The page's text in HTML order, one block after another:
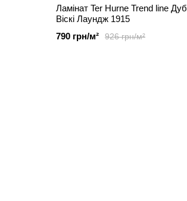
Ламінат Ter Hurne Trend line Дуб
Віскі Лаундж 1915
926 грн/м²
790 грн/м²